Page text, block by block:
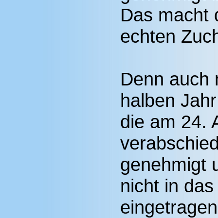
Das macht
echten
Denn auch
halben
die am 24.
genehmigt
nicht in